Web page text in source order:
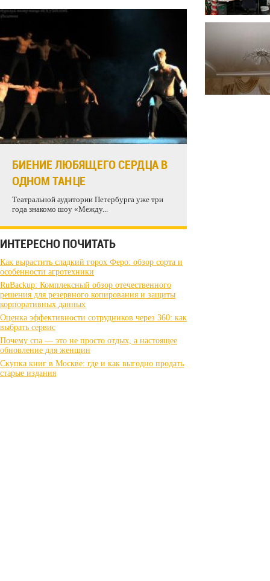
БИЕНИЕ ЛЮБЯЩЕГО СЕРДЦА В
ОДНОМ ТАНЦЕ
Театральной аудитории Петербурга уже три
года знакомо шоу «Между...
ИНТЕРЕСНО ПОЧИТАТЬ
Как вырастить сладкий горох Феро: обзор сорта и
особенности агротехники
RuBackup: Комплексный обзор отечественного
решения для резервного копирования и защиты
корпоративных данных
Оценка эффективности сотрудников через 360: как
выбрать сервис
Почему спа — это не просто отдых, а настоящее
обновление для женщин
Скупка книг в Москве: где и как выгодно продать
старые издания